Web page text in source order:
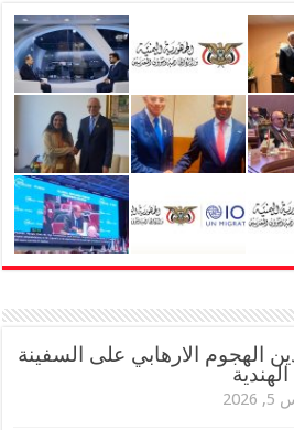
الهجوم الارهابي على السفينة